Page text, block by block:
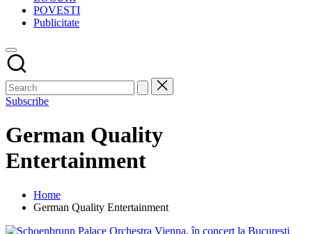
POVESTI
Publicitate
Subscribe
German Quality
Entertainment
Home
German Quality Entertainment